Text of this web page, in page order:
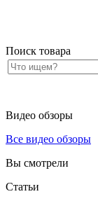
Поиск товара
Видео обзоры
Все видео обзоры
Вы смотрели
Статьи